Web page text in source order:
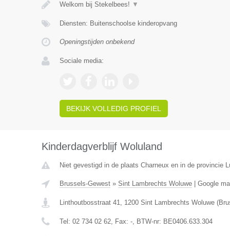
Welkom bij Stekelbees! ▼
Diensten: Buitenschoolse kinderopvang
Openingstijden onbekend
Sociale media:
BEKIJK VOLLEDIG PROFIEL
Kinderdagverblijf Woluland
Niet gevestigd in de plaats Charneux en in de provincie
Brussels-Gewest» Sint Lambrechts Woluwe| Google
Linthoutbosstraat 41, 1200 Sint Lambrechts Woluwe(
Tel: 02 734 02 62, Fax: -, BTW-nr: BE0406.633.304